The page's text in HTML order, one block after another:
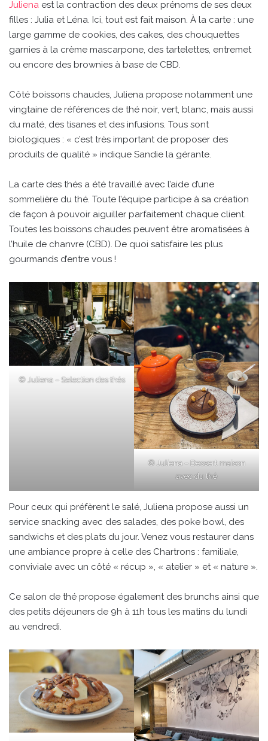
Juliena est la contraction des deux prénoms de ses deux
filles : Julia et Léna. Ici, tout est fait maison. À la carte : une
large gamme de cookies, des cakes, des chouquettes
garnies à la crème mascarpone, des tartelettes, entremet
ou encore des brownies à base de CBD.
Côté boissons chaudes, Juliena propose notamment une
vingtaine de références de thé noir, vert, blanc, mais aussi
du maté, des tisanes et des infusions. Tous sont
biologiques : « c’est très important de proposer des
produits de qualité » indique Sandie la gérante.
La carte des thés a été travaillé avec l’aide d’une
sommelière du thé. Toute l’équipe participe à sa création
de façon à pouvoir aiguiller parfaitement chaque client.
Toutes les boissons chaudes peuvent être aromatisées à
l’huile de chanvre (CBD). De quoi satisfaire les plus
gourmands d’entre vous !
© Juliena – Selection des thés
© Juliena – Dessert maison
avec du thé
Pour ceux qui préfèrent le salé, Juliena propose aussi un
service snacking avec des salades, des poke bowl, des
sandwichs et des plats du jour. Venez vous restaurer dans
une ambiance propre à celle des Chartrons : familiale,
conviviale avec un côté « récup », « atelier » et « nature ».
Ce salon de thé propose également des brunchs ainsi que
des petits déjeuners de 9h à 11h tous les matins du lundi
au vendredi.